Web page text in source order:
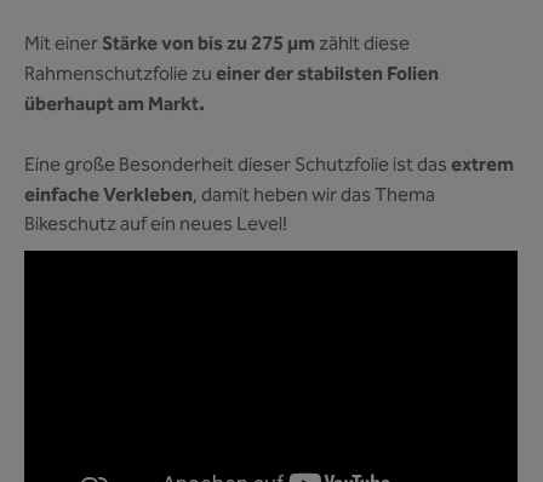
Mit einerStärke von bis zu 275 µm zählt diese
Rahmenschutzfolie zu einer der stabilsten Folien
überhaupt am Markt.
Eine große Besonderheit dieser Schutzfolie ist das extrem
einfache Verkleben, damit heben wir das Thema
Bikeschutz auf ein neues Level!